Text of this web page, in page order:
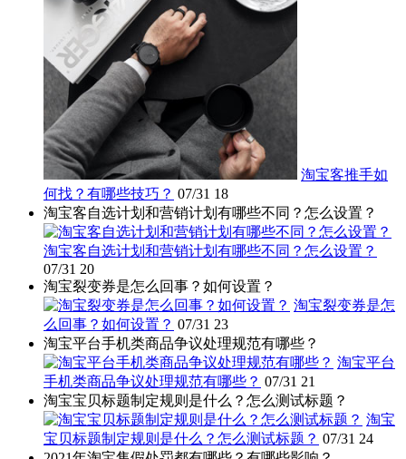
淘宝客推手如
何找？有哪些技巧？ 07/31 18
淘宝客自选计划和营销计划有哪些不同？怎么设置？
淘宝客自选计划和营销计划有哪些不同？怎么设置？
07/31 20
淘宝裂变券是怎么回事？如何设置？
淘宝裂变券是怎
么回事？如何设置？ 07/31 23
淘宝平台手机类商品争议处理规范有哪些？
淘宝平台
手机类商品争议处理规范有哪些？ 07/31 21
淘宝宝贝标题制定规则是什么？怎么测试标题？
淘宝
宝贝标题制定规则是什么？怎么测试标题？ 07/31 24